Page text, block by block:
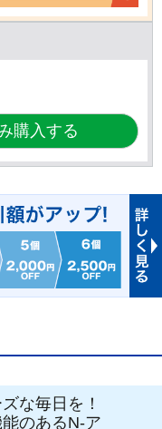
な毎日を！
のあるN-ア